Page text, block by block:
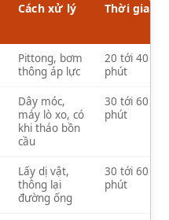
Cách xử lý Thời gian
Pittong, bơm
thông áp lực
20 tới 40
phút
Dây móc,
máy lò xo, có
khi tháo bồn
cầu
30 tới 60
phút
Lấy dị vật,
thông lại
đường ống
30 tới 60
phút